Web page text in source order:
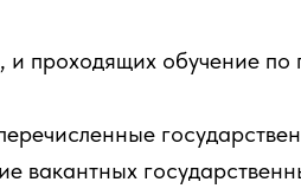
проходящих обучение по
вакантных